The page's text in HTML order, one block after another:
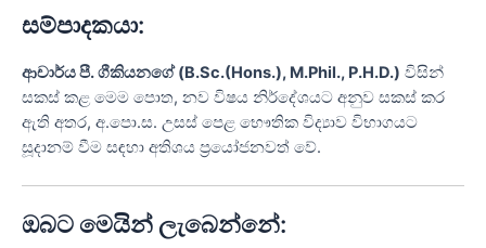
සම්පාදකයා:
ආචාර්ය පී. ගීකියනගේ (B.Sc.(Hons.), M.Phil., P.H.D.) විසින්
සකස් කළ මෙම පොත, නව විෂය නිර්දේශයට අනුව සකස් කර
ඇති අතර, අ.පො.ස. උසස් පෙළ භෞතික විද්‍යාව විභාගයට
සූදානම් වීම සඳහා අතිශය ප්‍රයෝජනවත් වේ.
ඔබට මෙයින් ලැබෙන්නේ: